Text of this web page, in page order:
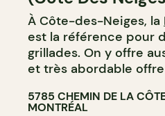
COMPTOIR
BOUCHERIE
À Côte-des-Neiges, la
est la référence pour
grillades. On y offre
et très abordable
5785 CHEMIN DE LA
MONTRÉAL